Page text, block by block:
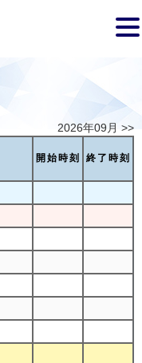
2026年09月 >>
開始時刻 終了時刻